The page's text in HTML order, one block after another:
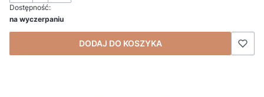
Dostępność:
na wyczerpaniu
DODAJ DO KOSZYKA